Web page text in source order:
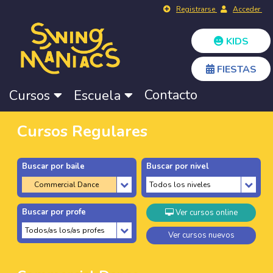
Registrarse Acceder
KIDS
FIESTAS
Cursos Escuela Contacto
Cursos Regulares
Buscar por baile Buscar por nivel
Buscar por profe Ver cursos online
Ver cursos nuevos